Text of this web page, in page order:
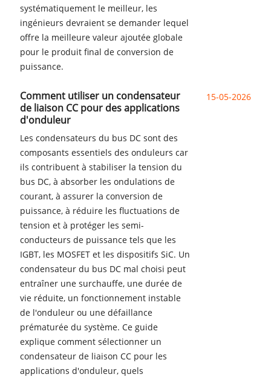
systématiquement le meilleur, les
ingénieurs devraient se demander lequel
offre la meilleure valeur ajoutée globale
pour le produit final de conversion de
puissance.
15-05-2026
Comment utiliser un condensateur
de liaison CC pour des applications
d'onduleur
Les condensateurs du bus DC sont des
composants essentiels des onduleurs car
ils contribuent à stabiliser la tension du
bus DC, à absorber les ondulations de
courant, à assurer la conversion de
puissance, à réduire les fluctuations de
tension et à protéger les semi-
conducteurs de puissance tels que les
IGBT, les MOSFET et les dispositifs SiC. Un
condensateur du bus DC mal choisi peut
entraîner une surchauffe, une durée de
vie réduite, un fonctionnement instable
de l'onduleur ou une défaillance
prématurée du système. Ce guide
explique comment sélectionner un
condensateur de liaison CC pour les
applications d'onduleur, quels